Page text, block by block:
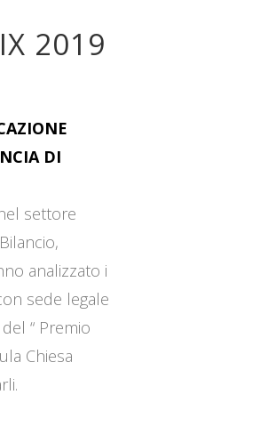
2019
DI
settore
analizzato i
sede legale
“ Premio
Chiesa